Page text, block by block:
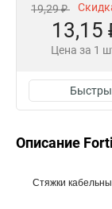
19,29 ₽
13,15
Цена за 1
Описание
Стяжки